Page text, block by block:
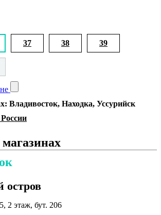
37 38 39
Владивосток, Находка, Уссурийск
остров
2 этаж, бут. 206